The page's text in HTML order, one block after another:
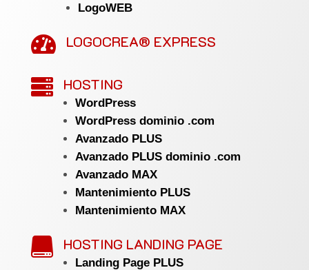
LogoWEB
 LOGOCREA® EXPRESS
 HOSTING
WordPress
WordPress dominio .com
Avanzado PLUS
Avanzado PLUS dominio .com
Avanzado MAX
Mantenimiento PLUS
Mantenimiento MAX
 HOSTING LANDING PAGE
Landing Page PLUS